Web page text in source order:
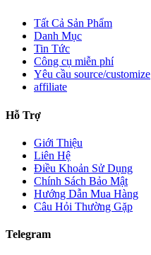
Tất Cả Sản Phẩm
Danh Mục
Tin Tức
Công cụ miễn phí
Yêu cầu source/customize
affiliate
Hỗ Trợ
Giới Thiệu
Liên Hệ
Điều Khoản Sử Dụng
Chính Sách Bảo Mật
Hướng Dẫn Mua Hàng
Câu Hỏi Thường Gặp
Telegram